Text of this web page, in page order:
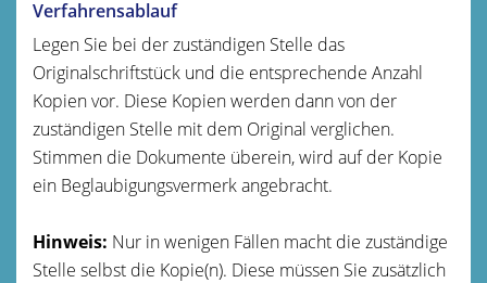
Verfahrensablauf
Legen Sie bei der zuständigen Stelle das
Originalschriftstück und die entsprechende Anzahl
Kopien vor. Diese Kopien werden dann von der
zuständigen Stelle mit dem Original verglichen.
Stimmen die Dokumente überein, wird auf der Kopie
ein Beglaubigungsvermerk angebracht.
Hinweis: Nur in wenigen Fällen macht die zuständige
Stelle selbst die Kopie(n). Diese müssen Sie zusätzlich